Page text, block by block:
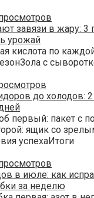
завязи в жару: 3
урожай
кислота по
с
до холодов:
первый: пакет с
ящик со
успехаИтоги
в июле: как
за неделю